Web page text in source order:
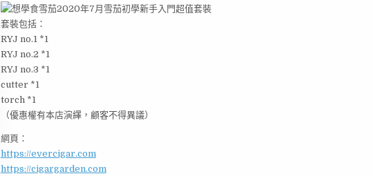
套裝包括：
RYJ no.1 *1
RYJ no.2 *1
RYJ no.3 *1
cutter *1
torch *1
（優惠權有本店演繹，顧客不得異議）
網頁：
https://evercigar.com
https://cigargarden.com